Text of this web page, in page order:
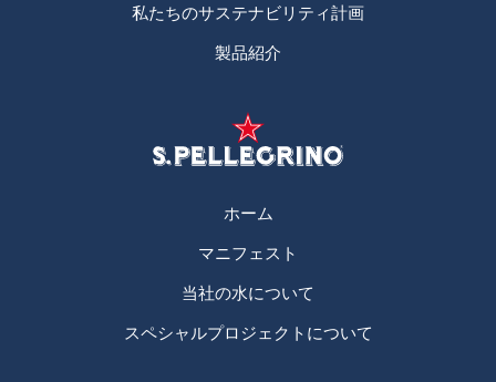
私たちのサステナビリティ計画
製品紹介
ホーム
マニフェスト
当社の水について
スペシャルプロジェクトについて